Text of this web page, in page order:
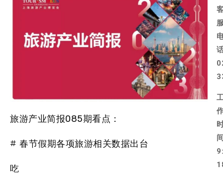
旅游产业简报085期看点：
# 春节假期各项旅游相关数据出台
吃